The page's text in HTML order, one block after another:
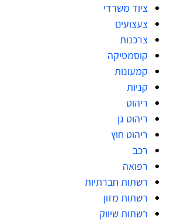
ציוד משרדי
צעצועים
צרכנות
קוסמטיקה
קמעונות
קניות
ריהוט
ריהוט גן
ריהוט חוץ
רכב
רפואה
רשתות חברתיות
רשתות מזון
רשתות שיווק